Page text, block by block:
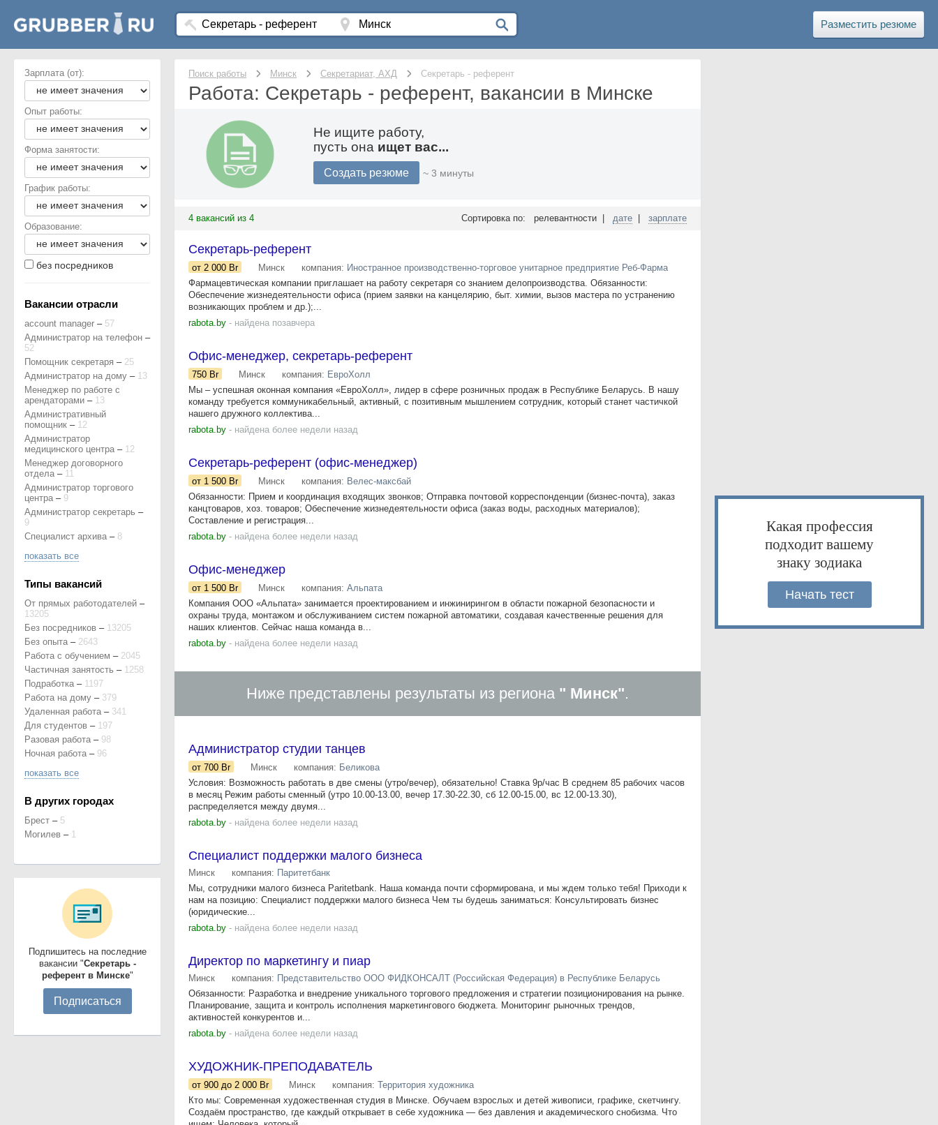
Разместить резюме
Поиск работы Минск Секретариат, АХД Секретарь - референт
Работа: Секретарь - референт, вакансии в Минске
Не ищите работу,
пусть она ищет вас...
Создать резюме ~ 3 минуты
4 вакансий из 4 Сортировка по: релевантности | дате зарплате
Секретарь-референт
от 2 000 Br Минск компания: Иностранное производственно-торговое унитарное предприятие Реб-Фарма
Фармацевтическая компании приглашает на работу секретаря со знанием делопроизводства. Обязанности:
Обеспечение жизнедеятельности офиса (прием заявки на канцелярию, быт. химии, вызов мастера по устранению
возникающих проблем и др.);...
rabota.by - найдена позавчера
Офис-менеджер, секретарь-референт
750 Br Минск компания: ЕвроХолл
Мы – успешная оконная компания «ЕвроХолл», лидер в сфере розничных продаж в Республике Беларусь. В нашу
команду требуется коммуникабельный, активный, с позитивным мышлением сотрудник, который станет частичкой
нашего дружного коллектива...
rabota.by - найдена более недели назад
Секретарь-референт (офис-менеджер)
от 1 500 Br Минск компания: Велес-максбай
Обязанности: Прием и координация входящих звонков; Отправка почтовой корреспонденции (бизнес-почта), заказ
канцтоваров, хоз. товаров; Обеспечение жизнедеятельности офиса (заказ воды, расходных материалов);
Составление и регистрация...
rabota.by - найдена более недели назад
Офис-менеджер
от 1 500 Br Минск компания: Альпата
Компания ООО «Альпата» занимается проектированием и инжинирингом в области пожарной безопасности и
охраны труда, монтажом и обслуживанием систем пожарной автоматики, создавая качественные решения для
наших клиентов. Сейчас наша команда в...
rabota.by - найдена более недели назад
Ниже представлены результаты из региона " Минск".
Администратор студии танцев
от 700 Br Минск компания: Беликова
Условия: Возможность работать в две смены (утро/вечер), обязательно! Ставка 9р/час В среднем 85 рабочих часов
в месяц Режим работы сменный (утро 10.00-13.00, вечер 17.30-22.30, сб 12.00-15.00, вс 12.00-13.30),
распределяется между двумя...
rabota.by - найдена более недели назад
Специалист поддержки малого бизнеса
Минск компания: Паритетбанк
Мы, сотрудники малого бизнеса Paritetbank. Наша команда почти сформирована, и мы ждем только тебя! Приходи к
нам на позицию: Специалист поддержки малого бизнеса Чем ты будешь заниматься: Консультировать бизнес
(юридические...
rabota.by - найдена более недели назад
Директор по маркетингу и пиар
Минск компания: Представительство ООО ФИДКОНСАЛТ (Российская Федерация) в Республике Беларусь
Обязанности: Разработка и внедрение уникального торгового предложения и стратегии позиционирования на рынке.
Планирование, защита и контроль исполнения маркетингового бюджета. Мониторинг рыночных трендов,
активностей конкурентов и...
rabota.by - найдена более недели назад
ХУДОЖНИК-ПРЕПОДАВАТЕЛЬ
от 900 до 2 000 Br Минск компания: Территория художника
Кто мы: Современная художественная студия в Минске. Обучаем взрослых и детей живописи, графике, скетчингу.
Создаём пространство, где каждый открывает в себе художника — без давления и академического снобизма. Что
Зарплата (от):
Опыт работы:
Форма занятости:
График работы:
Образование:
без посредников
Вакансии отрасли
account manager – 57
Администратор на телефон –
52
Помощник секретаря – 25
Администратор на дому – 13
Менеджер по работе с
арендаторами – 13
Административный
помощник – 12
Администратор
медицинского центра – 12
Менеджер договорного
отдела – 11
Администратор торгового
центра – 9
Администратор секретарь –
9
Специалист архива – 8
показать все
Типы вакансий
От прямых работодателей –
13205
Без посредников – 13205
Без опыта – 2643
Работа с обучением – 2045
Частичная занятость – 1258
Подработка – 1197
Работа на дому – 379
Удаленная работа – 341
Для студентов – 197
Разовая работа – 98
Ночная работа – 96
показать все
В других городах
Брест – 5
Могилев – 1
Подпишитесь на последние
вакансии "Секретарь -
референт в Минске"
Подписаться
Какая профессия
подходит вашему
знаку зодиака
Начать тест